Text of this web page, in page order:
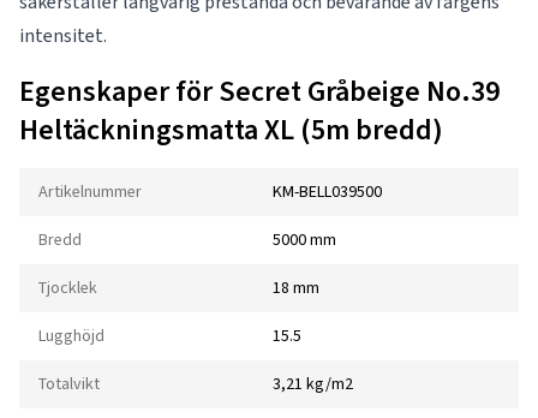
intensitet.
Egenskaper för Secret Gråbeige No.39
Heltäckningsmatta XL (5m bredd)
Artikelnummer KM-BELL039500
Bredd 5000 mm
Tjocklek 18 mm
Lugghöjd 15.5
Totalvikt 3,21 kg/m2